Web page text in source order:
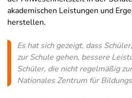
akademischen Leistungen und
herstellen.
Es hat sich gezeigt, dass
zur Schule gehen, bessere
Schüler, die nicht regelmäßig
Nationales Zentrum für